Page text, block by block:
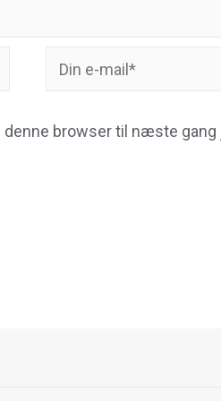
Din
mail*
denne browser til næste